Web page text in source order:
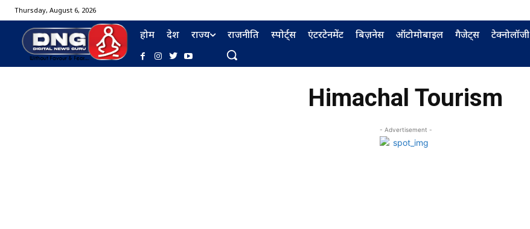
Thursday, August 6, 2026
होम देश राज्य राजनीति स्पोर्ट्स एंटरटेनमेंट बिज़नेस ऑटोमोबाइल गैजेट्स टेक्नोलॉजी
Himachal Tourism
- Advertisement -